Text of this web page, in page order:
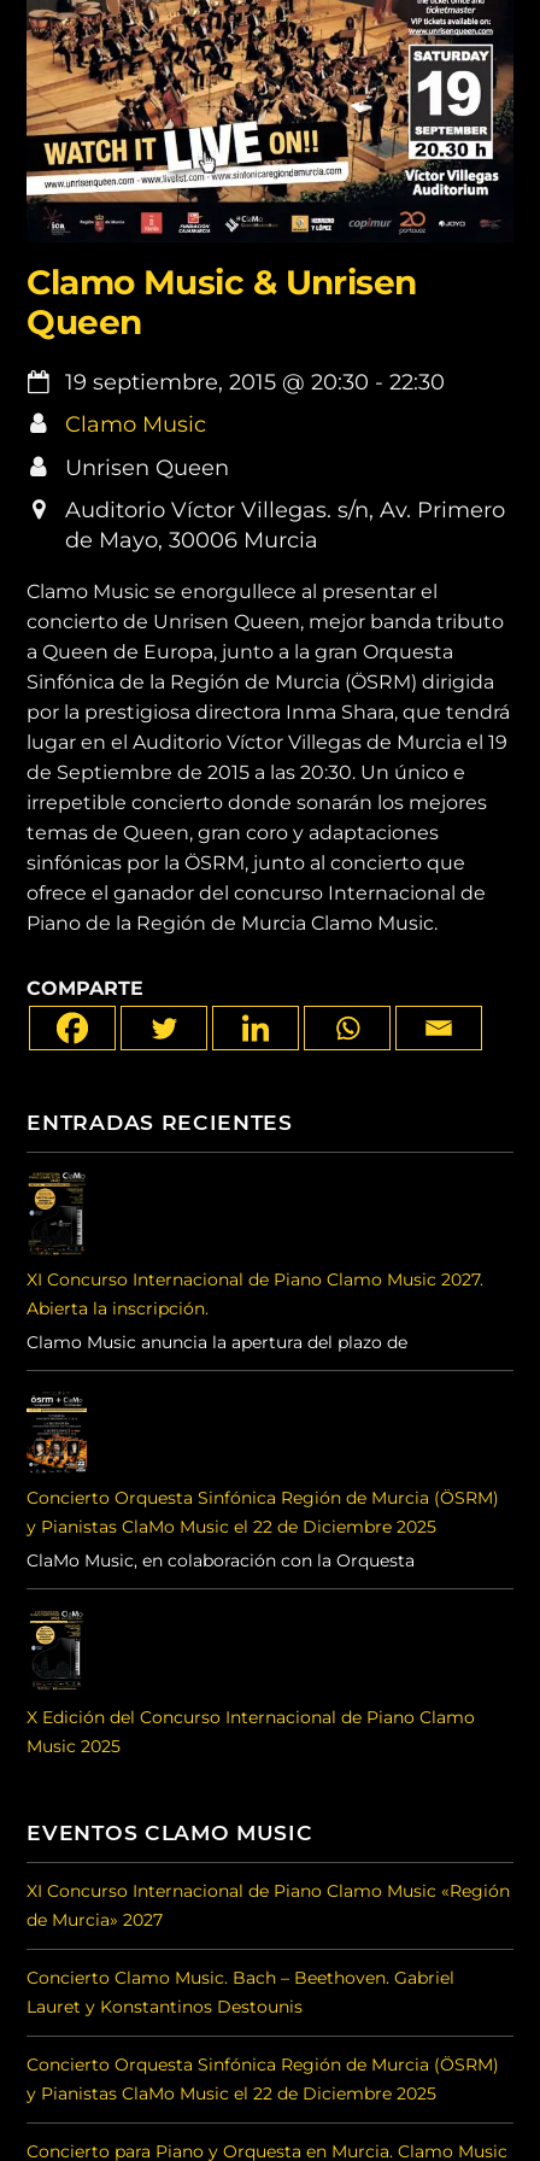
Clamo Music & Unrisen
Queen
19 septiembre, 2015 @20:30 -22:30
Clamo Music
Unrisen Queen
Auditorio Víctor Villegas. s/n, Av. Primero
de Mayo, 30006 Murcia
Clamo Music se enorgullece al presentar el
concierto de Unrisen Queen, mejor banda tributo
a Queen de Europa, junto a la gran Orquesta
Sinfónica de la Región de Murcia (ÖSRM) dirigida
por la prestigiosa directora Inma Shara, que tendrá
lugar en el Auditorio Víctor Villegas de Murcia el 19
de Septiembre de 2015 a las 20:30. Un único e
irrepetible concierto donde sonarán los mejores
temas de Queen, gran coro y adaptaciones
sinfónicas por la ÖSRM, junto al concierto que
ofrece el ganador del concurso Internacional de
Piano de la Región de Murcia Clamo Music.
COMPARTE
ENTRADAS RECIENTES
XI Concurso Internacional de Piano Clamo Music 2027.
Abierta la inscripción.
Clamo Music anuncia la apertura del plazo de
Concierto Orquesta Sinfónica Región de Murcia (ÖSRM)
y Pianistas ClaMo Music el 22 de Diciembre 2025
ClaMo Music, en colaboración con la Orquesta
X Edición del Concurso Internacional de Piano Clamo
Music 2025
EVENTOS CLAMO MUSIC
XI Concurso Internacional de Piano Clamo Music «Región
de Murcia» 2027
Concierto Clamo Music. Bach – Beethoven. Gabriel
Lauret y Konstantinos Destounis
Concierto Orquesta Sinfónica Región de Murcia (ÖSRM)
y Pianistas ClaMo Music el 22 de Diciembre 2025
Concierto para Piano y Orquesta en Murcia. Clamo Music